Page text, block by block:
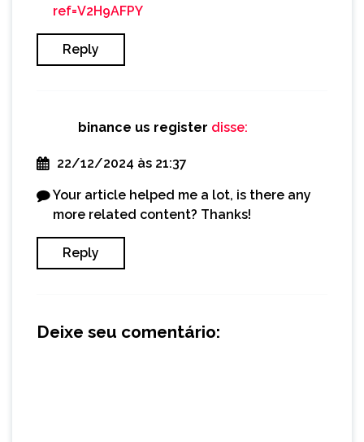
ref=V2H9AFPY
Reply
binance us register disse:
22/12/2024 às 21:37
Your article helped me a lot, is there any
more related content? Thanks!
Reply
Deixe seu comentário: